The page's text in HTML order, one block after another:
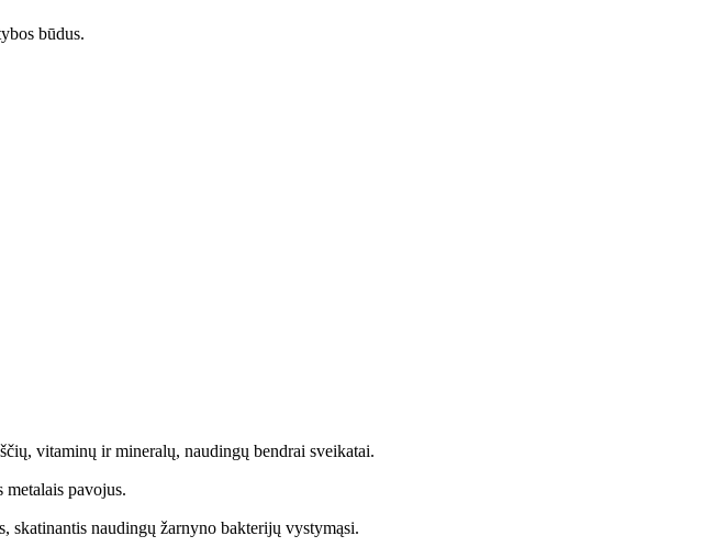
būdus.
vitaminų ir mineralų, naudingų bendrai sveikatai.
pavojus.
skatinantis naudingų žarnyno bakterijų vystymąsi.